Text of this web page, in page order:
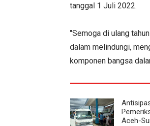
tanggal 1 Juli 2022.
"Semoga di ulang
dalam melindungi,
komponen bangsa
Aceh-